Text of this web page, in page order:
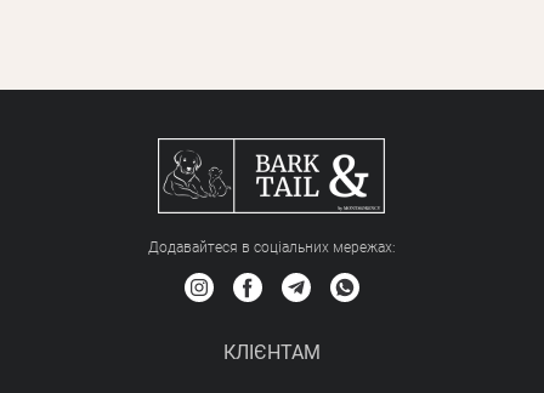
Додавайтеся в соціальних мережах:
КЛІЄНТАМ